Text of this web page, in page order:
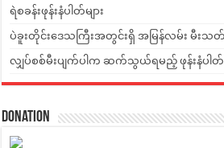
ရဲစခန်းဖုန်းနံပါတ်များ
ပဲခူးတိုင်းဒေသကြီးအတွင်းရှိ အမြန်လမ်း မီးသတ်နှ
လျှပ်စစ်မီးပျက်ပါက ဆက်သွယ်ရမည့် ဖုန်းနံပါတ်မ
Donation